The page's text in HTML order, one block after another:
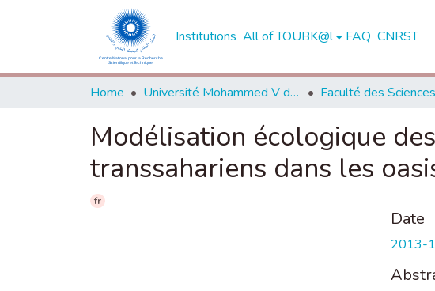
Institutions All of TOUBK@l FAQ CNRST
Home Université Mohammed V de Rabat
Modélisation écologique
transsahariens dans les
fr
Date
2013-